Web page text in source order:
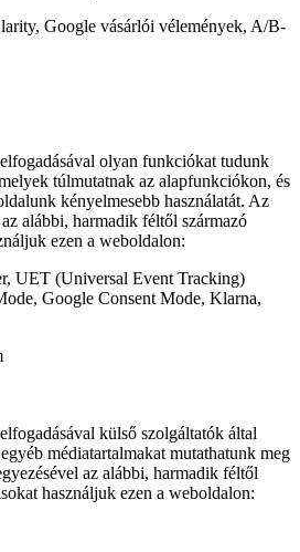
Google vásárlói vélemények, A/B-
olyan funkciókat tudunk
túlmutatnak az alapfunkciókon, és
kényelmesebb használatát. Az
alábbi, harmadik féltől származó
ezen a weboldalon:
UET (Universal Event Tracking)
Google Consent Mode, Klarna,
külső szolgáltatók által
médiatartalmakat mutathatunk meg
az alábbi, harmadik féltől
használjuk ezen a weboldalon: